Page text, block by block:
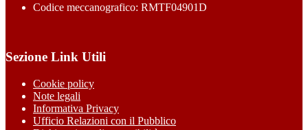
Codice meccanografico: RMTF04901D
Sezione Link Utili
Cookie policy
Note legali
Informativa Privacy
Ufficio Relazioni con il Pubblico